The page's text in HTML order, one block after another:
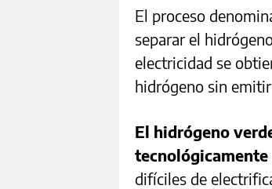
El proceso
separar el
electricidad se
hidrógeno sin
El hidrógeno
tecnológicamente
difíciles de